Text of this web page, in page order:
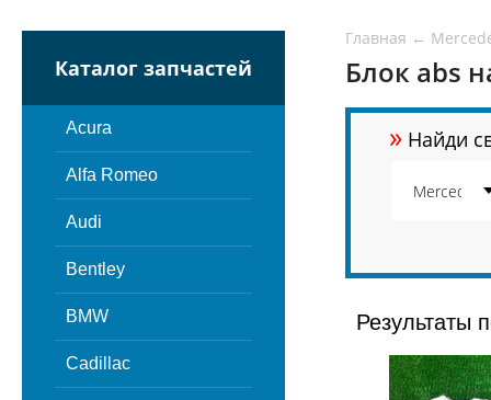
Каталог запчастей
Acura
Alfa Romeo
Audi
Bentley
BMW
Cadillac
Главная ←
Блок abs
» Найди
Результаты